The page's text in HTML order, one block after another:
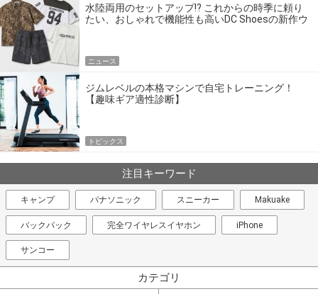
水陸両用のセットアップ!? これからの時季に頼り
たい、おしゃれで機能性も高いDC Shoesの新作ウ
ニュース
ジムレベルの本格マシンで自宅トレーニング！
【趣味ギア適性診断】
トピックス
注目キーワード
キャンプ パナソニック スニーカー Makuake
バックパック 完全ワイヤレスイヤホン iPhone
サンコー
カテゴリ